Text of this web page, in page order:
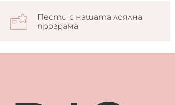
Пести с нашата лоялна
програма